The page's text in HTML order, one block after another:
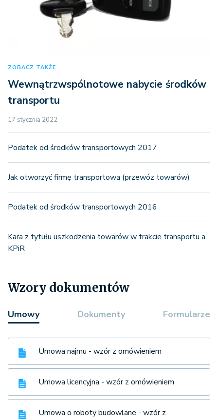
ZOBACZ TAKŻE
Wewnątrzwspólnotowe nabycie środków
transportu
17 stycznia 2022
Podatek od środków transportowych 2017
Jak otworzyć firmę transportową (przewóz towarów)
Podatek od środków transportowych 2016
Kara z tytułu uszkodzenia towarów w trakcie transportu a
KPiR
Wzory dokumentów
Umowy Dokumenty Formularze
Umowa najmu - wzór z omówieniem
Umowa licencyjna - wzór z omówieniem
Umowa o roboty budowlane - wzór z